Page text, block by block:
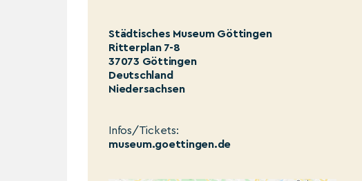
Städtisches Museum Göttingen
Ritterplan 7-8
37073 Göttingen
Deutschland
Niedersachsen
Infos/Tickets:
museum.goettingen.de